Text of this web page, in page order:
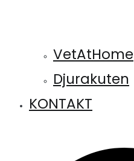
VetAtHome
Djurakuten
KONTAKT